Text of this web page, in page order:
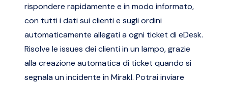
rispondere rapidamente e in modo informato,
con tutti i dati sui clienti e sugli ordini
automaticamente allegati a ogni ticket di eDesk.
Risolve le issues dei clienti in un lampo, grazie
alla creazione automatica di ticket quando si
segnala un incidente in Mirakl. Potrai inviare